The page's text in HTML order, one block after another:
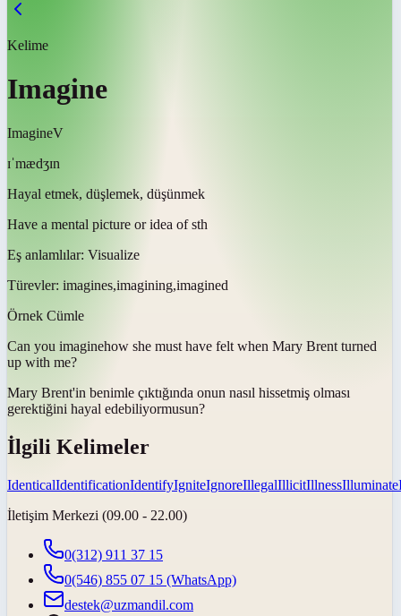
Kelime
Imagine
ImagineV
ɪˈmædʒɪn
Hayal etmek, düşlemek, düşünmek
Have a mental picture or idea of sth
Eş anlamlılar: Visualize
Türevler: imagines,imagining,imagined
Örnek Cümle
Can you imaginehow she must have felt when Mary Brent turned
up with me?
Mary Brent'in benimle çıktığında onun nasıl hissetmiş olması
gerektiğini hayal edebiliyormusun?
İlgili Kelimeler
IdenticalIdentificationIdentifyIgniteIgnoreIllegalIllicitIllnessIlluminate
İletişim Merkezi (09.00 - 22.00)
0(312) 911 37 15
0(546) 855 07 15 (WhatsApp)
destek@uzmandil.com